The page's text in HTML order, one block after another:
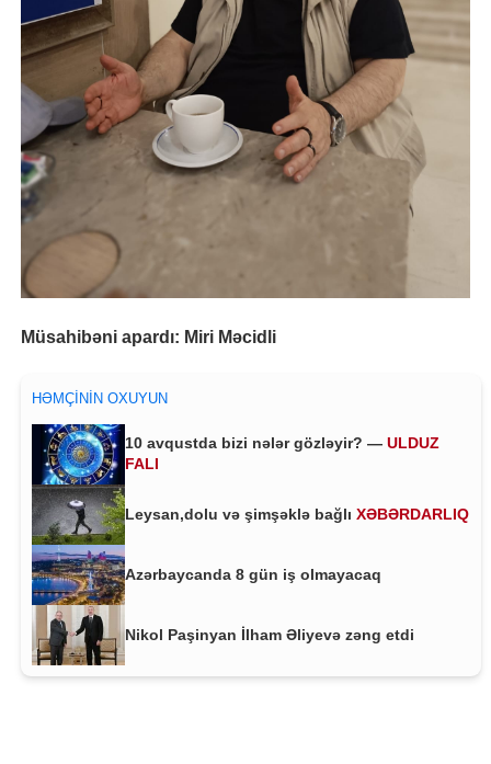
Müsahibəni apardı: Miri Məcidli
HƏMÇININ OXUYUN
10 avqustda bizi nələr gözləyir? — ULDUZ
FALI
Leysan,dolu və şimşəklə bağlı XƏBƏRDARLIQ
Azərbaycanda 8 gün iş olmayacaq
Nikol Paşinyan İlham Əliyevə zəng etdi